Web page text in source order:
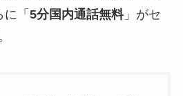
「 5分国内通話無料」がセ